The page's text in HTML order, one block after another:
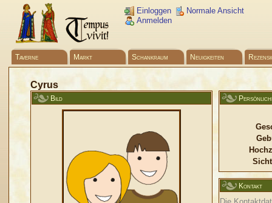
Einloggen
Anmelden
Normale Ansicht
Taverne Markt Schankraum Neuigkeiten
Cyrus
Bild
Kontakt